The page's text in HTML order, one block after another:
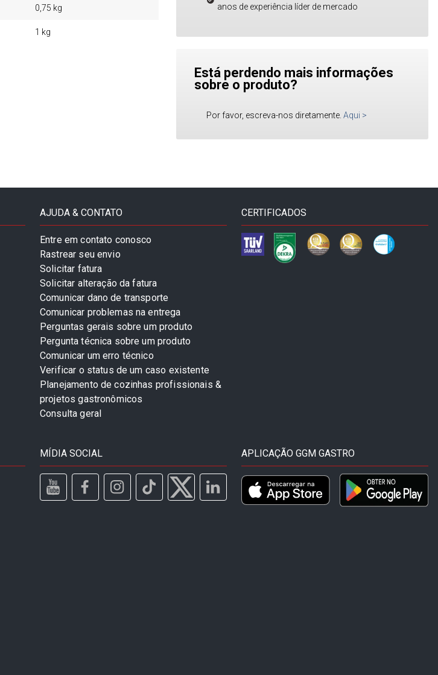
0,75 kg
1 kg
anos de experiência líder de mercado
Está perdendo mais informações
sobre o produto?
Por favor, escreva-nos diretamente. Aqui >
AJUDA & CONTATO
Entre em contato conosco
Rastrear seu envio
Solicitar fatura
Solicitar alteração da fatura
Comunicar dano de transporte
Comunicar problemas na entrega
Perguntas gerais sobre um produto
Pergunta técnica sobre um produto
Comunicar um erro técnico
Verificar o status de um caso existente
Planejamento de cozinhas profissionais &
projetos gastronômicos
Consulta geral
CERTIFICADOS
MÍDIA SOCIAL APLICAÇÃO GGM GASTRO